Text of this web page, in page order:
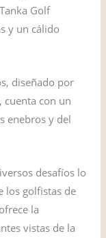
Golf
y un cálido
diseñado por
cuenta con un
enebros y del
desafíos lo
los golfistas de
la
vistas de la